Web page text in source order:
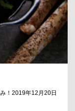
！2019年12月20日